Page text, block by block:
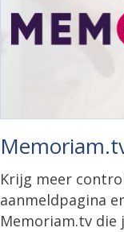
Krijg meer
aanmeldpagina
Memoriam.tv die